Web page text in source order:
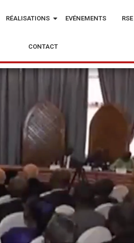
RÉALISATIONS EVÉNEMENTS RSE
CONTACT